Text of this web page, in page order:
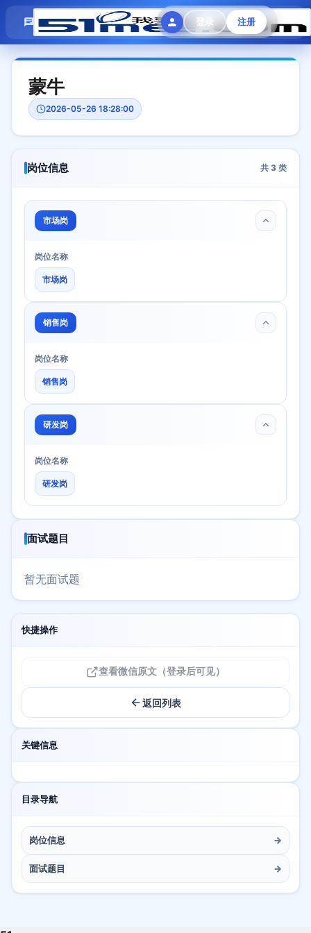
登录 注册
模拟面试 题目大全 招聘中心 会员专区
蒙牛
2026-05-26 18:28:00
岗位信息 共 3 类
市场岗
岗位名称
市场岗
销售岗
岗位名称
销售岗
研发岗
岗位名称
研发岗
面试题目
暂无面试题
快捷操作
查看微信原文（登录后可见）
返回列表
关键信息
目录导航
岗位信息 →
面试题目 →